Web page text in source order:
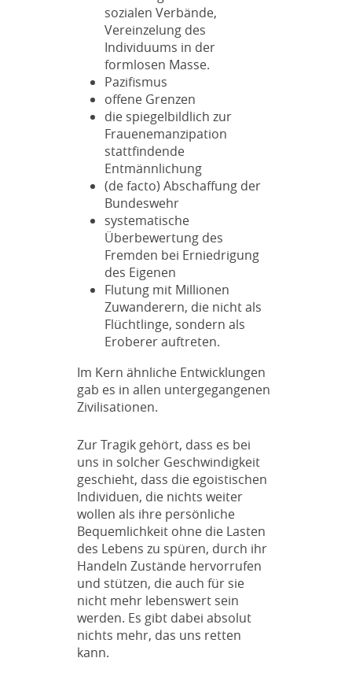
sozialen Verbände,
Vereinzelung des
Individuums in der
formlosen Masse.
Pazifismus
offene Grenzen
die spiegelbildlich zur
Frauenemanzipation
stattfindende
Entmännlichung
(de facto) Abschaffung der
Bundeswehr
systematische
Überbewertung des
Fremden bei Erniedrigung
des Eigenen
Flutung mit Millionen
Zuwanderern, die nicht als
Flüchtlinge, sondern als
Eroberer auftreten.
Im Kern ähnliche Entwicklungen
gab es in allen untergegangenen
Zivilisationen.
Zur Tragik gehört, dass es bei
uns in solcher Geschwindigkeit
geschieht, dass die egoistischen
Individuen, die nichts weiter
wollen als ihre persönliche
Bequemlichkeit ohne die Lasten
des Lebens zu spüren, durch ihr
Handeln Zustände hervorrufen
und stützen, die auch für sie
nicht mehr lebenswert sein
werden. Es gibt dabei absolut
nichts mehr, das uns retten
kann.